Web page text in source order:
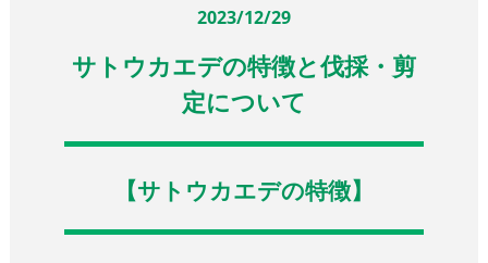
2023/12/29
サトウカエデの特徴と伐採・剪
定について
【サトウカエデの特徴】